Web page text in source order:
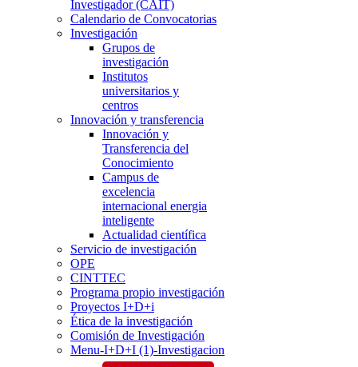
Investigador (CAIT)
Calendario de Convocatorias
Investigación
Grupos de
investigación
Institutos
universitarios y
centros
Innovación y transferencia
Innovación y
Transferencia del
Conocimiento
Campus de
excelencia
internacional energia
inteligente
Actualidad científica
Servicio de investigación
OPE
CINTTEC
Programa propio investigación
Proyectos I+D+i
Ética de la investigación
Comisión de Investigación
Menu-I+D+I (1)-Investigacion